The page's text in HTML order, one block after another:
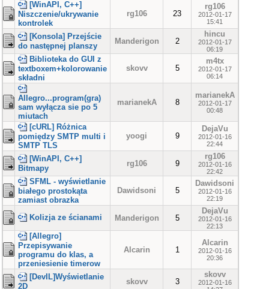
[WinAPI, C++]
Niszczenie/ukrywanie
kontrolek
rg106 23
rg106
2012-01-17
15:41
[Konsola] Przejście
do następnej planszy
Manderigon 2
hincu
2012-01-17
06:19
Biblioteka do GUI z
textboxem+kolorowanie
składni
skovv 5
m4tx
2012-01-17
06:14
Allegro...program(gra)
sam wyłącza sie po 5
miutach
marianekA 8
marianekA
2012-01-17
00:48
[cURL] Różnica
pomiędzy SMTP multi i
SMTP TLS
yoogi 9
DejaVu
2012-01-16
22:44
[WinAPI, C++]
Bitmapy
rg106 9
rg106
2012-01-16
22:42
SFML - wyświetlanie
białego prostokąta
zamiast obrazka
Dawidsoni 5
Dawidsoni
2012-01-16
22:19
Kolizja ze ścianami Manderigon 5
DejaVu
2012-01-16
22:13
[Allegro]
Przepisywanie
programu do klas, a
przeniesienie timerow
Alcarin 1
Alcarin
2012-01-16
20:36
[DevIL]Wyświetlanie
2D
skovv 3
skovv
2012-01-16